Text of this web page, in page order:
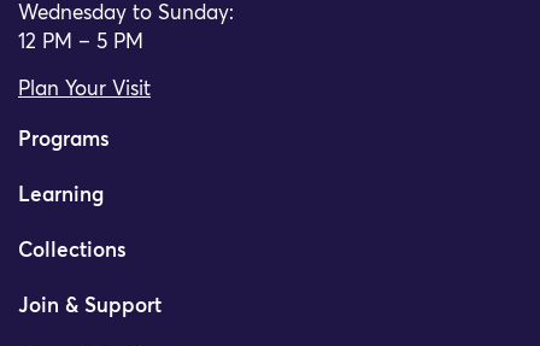
Wednesday to Sunday:
12 PM – 5 PM
Plan Your Visit
Programs
Learning
Collections
Join & Support